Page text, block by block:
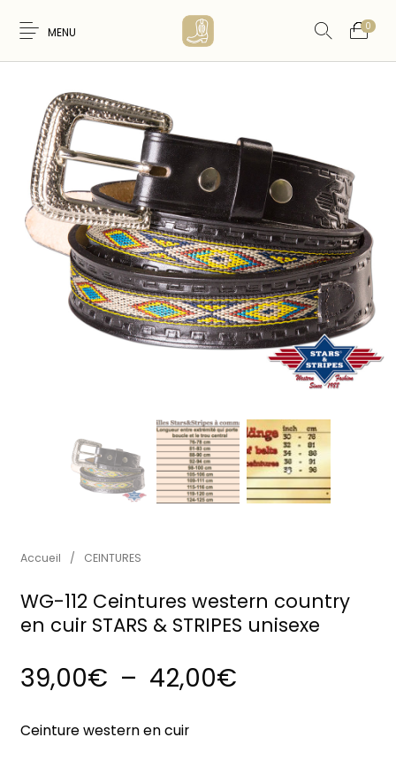
MENU 0
Nouveaux
Produits
FEMME HOMME
WESTERN &
COUNTRY
ARTISANAT
AMERINDIEN
ACCESSOIRES CEINTURES CARTES CADEAUX
Accueil / CEINTURES
WG-112 Ceintures western country
en cuir STARS & STRIPES unisexe
39,00€ – 42,00€Plage de
Ceinture western en cuir